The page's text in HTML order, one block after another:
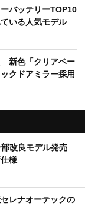
バッテリーTOP10
いる人気モデル
新色「クリアベー
クドアミラー採用
改良モデル発売
様
レナオーテックの